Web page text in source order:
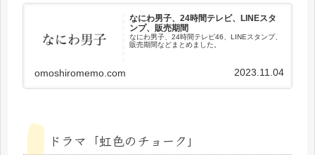
なにわ男子、24時間テレビ、LINEスタ
ンプ、販売期間
なにわ男子、24時間テレビ46、LINEスタンプ、
販売期間などまとめました。
omoshiromemo.com 2023.11.04
ドラマ「虹色のチョーク」